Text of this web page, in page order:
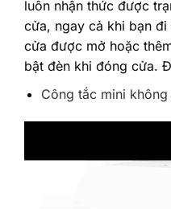
luôn nhận thức được
cửa, ngay cả khi bạn
cửa được mở hoặc
bật đèn khi đóng cửa.
Công tắc mini